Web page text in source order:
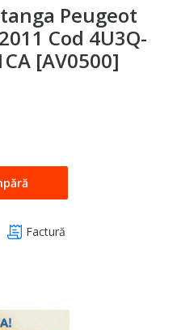
Peugeot
Cod 4U3Q-
[AV0500]
Factură